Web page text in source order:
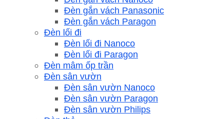
Đèn gắn vách Panasonic
Đèn gắn vách Paragon
Đèn lối đi
Đèn lối đi Nanoco
Đèn lối đi Paragon
Đèn mâm ốp trần
Đèn sân vườn
Đèn sân vườn Nanoco
Đèn sân vườn Paragon
Đèn sân vườn Philips